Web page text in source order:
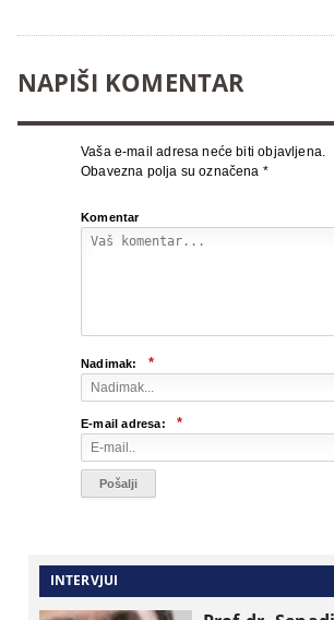
NAPIŠI KOMENTAR
Vaša e-mail adresa neće biti objavljena.
Obavezna polja su označena *
Komentar
Nadimak: *
E-mail adresa: *
INTERVJUI